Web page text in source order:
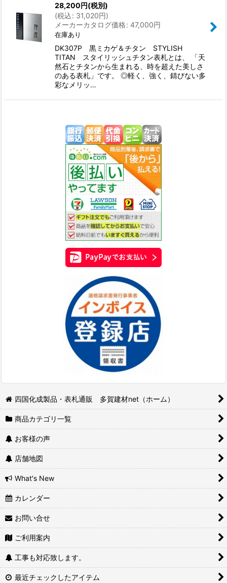
28,200円(税別)
(税込: 31,020円)
メーカーカタログ価格: 47,000円
在庫あり
DK307P 黒ミカゲ＆チタン STYLISH
TITAN スタイリッシュチタン表札とは、 「天
然石とチタンから生まれる、時を超えた美しさ
のある表札」です。 ◎軽く、強く、錆びない多
彩なメリッ…
四国化成製品・表札通販 多賀建材net（ホーム）
商品カテゴリ一覧
お客様の声
店舗地図
What's New
カレンダー
お問い合せ
ご利用案内
工事も対応致します。
最近チェックしたアイテム